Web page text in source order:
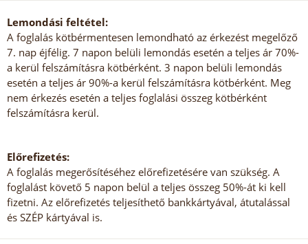
Lemondási feltétel:
A foglalás kötbérmentesen lemondható az érkezést megelőző
7. nap éjfélig. 7 napon belüli lemondás esetén a teljes ár 70%-
a kerül felszámításra kötbérként. 3 napon belüli lemondás
esetén a teljes ár 90%-a kerül felszámításra kötbérként. Meg
nem érkezés esetén a teljes foglalási összeg kötbérként
felszámításra kerül.
Előrefizetés:
A foglalás megerősítéséhez előrefizetésére van szükség. A
foglalást követő 5 napon belül a teljes összeg 50%-át ki kell
fizetni. Az előrefizetés teljesíthető bankkártyával, átutalással
és SZÉP kártyával is.